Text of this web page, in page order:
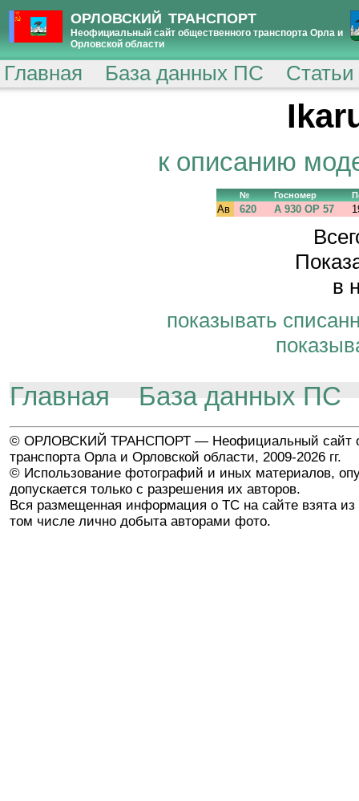
ОРЛОВСКИЙ ТРАНСПОРТ
Неофициальный сайт общественного транспорта Орла и
Орловской области
Главная База данных ПС
к описанию
№ Госномер
Ав 620 А 930 ОР 57
в
показывать
Главная База данных ПС
© ОРЛОВСКИЙ ТРАНСПОРТ — Неофициальный сайт
транспорта Орла и Орловской области, 2009-2026 гг.
© Использование фотографий и иных материалов,
допускается только с разрешения их авторов.
Вся размещенная информация о ТС на сайте взята из
том числе лично добыта авторами фото.